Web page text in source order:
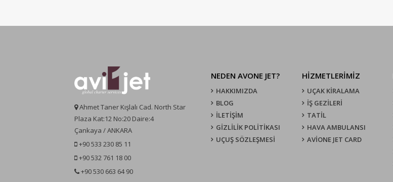
Ahmet Taner Kışlalı Cad. North Star
Plaza Kat:12 No:20 Daire:4
Çankaya / ANKARA
+90 533 230 85 11
+90 532 761 18 00
+90 530 663 64 90
NEDEN AVONE JET?
HAKKIMIZDA
BLOG
İLETİŞİM
GİZLİLİK POLİTİKASI
UÇUŞ SÖZLEŞMESI
HİZMETLERİMİZ
UÇAK KIRALAMA
İŞ GEZİLERİ
TATİL
HAVA AMBULANSI
AVİONE JET CARD